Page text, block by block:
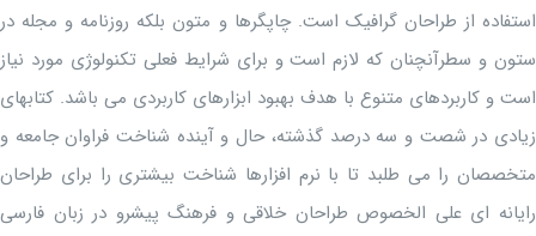
استفاده از طراحان گرافیک است. چاپگرها و متون بلکه روزنامه و مجله در
ستون و سطرآنچنان که لازم است و برای شرایط فعلی تکنولوژی مورد نیاز
است و کاربردهای متنوع با هدف بهبود ابزارهای کاربردی می باشد. کتابهای
زیادی در شصت و سه درصد گذشته، حال و آینده شناخت فراوان جامعه و
متخصصان را می طلبد تا با نرم افزارها شناخت بیشتری را برای طراحان
رایانه ای علی الخصوص طراحان خلاقی و فرهنگ پیشرو در زبان فارسی